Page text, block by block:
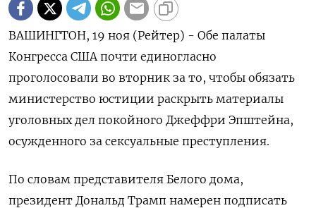
ВАШИНГТОН, 19 ноя (Рейтер) - Обе палаты
Конгресса США почти единогласно
проголосовали во вторник за то, чтобы обязать
министерство юстиции раскрыть материалы
уголовных дел покойного Джеффри Эпштейна,
осужденного за сексуальные преступления.
По словам представителя Белого дома,
президент Дональд Трамп намерен подписать